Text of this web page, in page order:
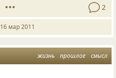
2
16 мар 2011
жизнь прошлое смысл